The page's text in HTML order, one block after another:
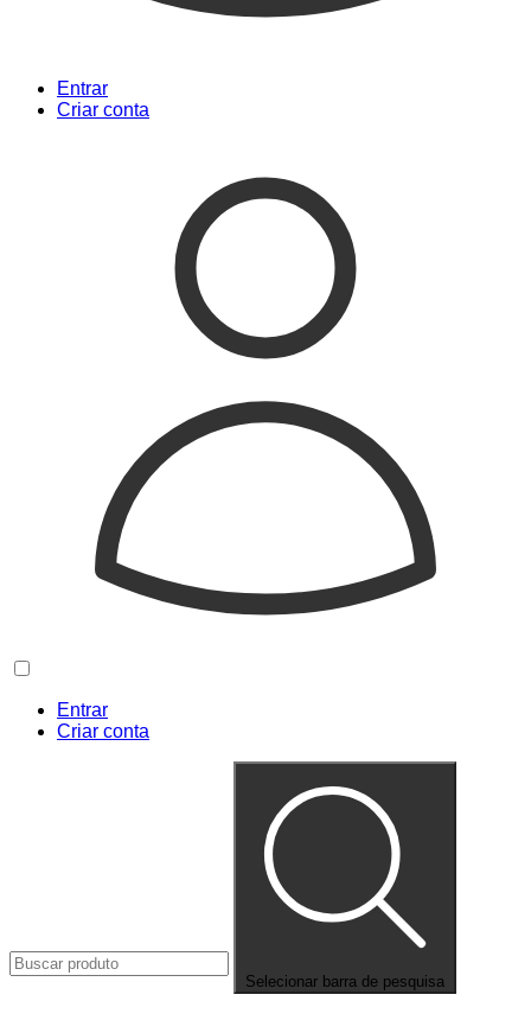
Entrar
Criar conta
Entrar
Criar conta
Selecionar barra de pesquisa